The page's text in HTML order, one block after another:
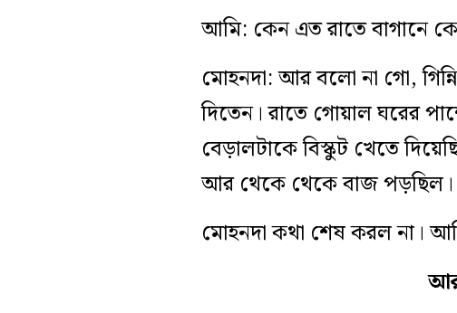
আমি: কেন এত রাতে বাগানে
মোহনদা: আর বলো না গো,
দিতেন। রাতে গোয়াল ঘরের
বেড়ালটাকে বিস্কুট খেতে
আর থেকে থেকে বাজ
মোহনদা কথা শেষ করল না।